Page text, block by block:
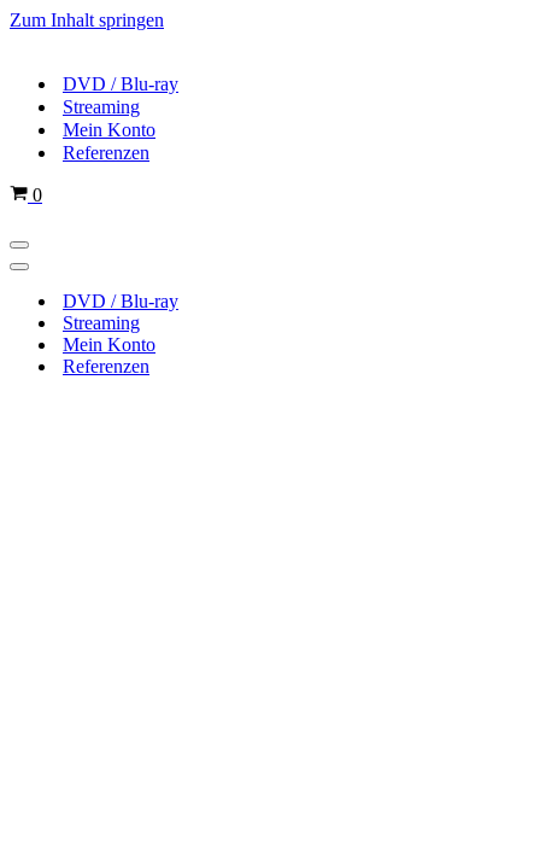
Zum Inhalt springen
DVD / Blu-ray
Streaming
Mein Konto
Referenzen
Warenkorb
0
Navigations-
Menü
Navigations-
DVD / Blu-ray
Streaming
Mein Konto
Referenzen